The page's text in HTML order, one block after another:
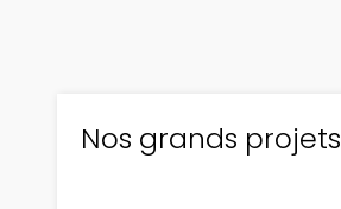
Nos grands projets